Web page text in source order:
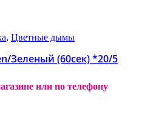
, Цветные дымы
Зеленый (60сек) *20/5
или по телефону